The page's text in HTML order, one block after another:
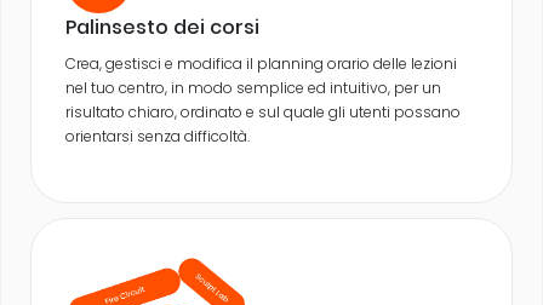
Palinsesto dei corsi
Crea, gestisci e modifica il planning orario delle lezioni
nel tuo centro, in modo semplice ed intuitivo, per un
risultato chiaro, ordinato e sul quale gli utenti possano
orientarsi senza difficoltà.